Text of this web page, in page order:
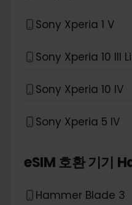
Sony Xperia 1 V
Sony Xperia 10 III
Sony Xperia 10 IV
Sony Xperia 5 IV
eSIM 호환 기기
Hammer Blade 3